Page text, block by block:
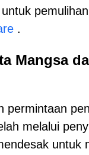
.
Mangsa
permintaan
melalui
untuk